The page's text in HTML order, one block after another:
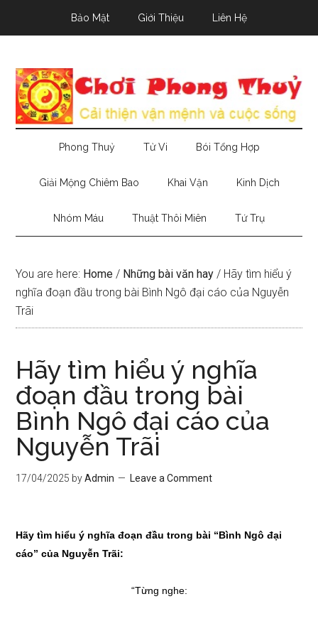
Bảo Mật Giới Thiệu Liên Hệ
Phong Thuỷ Tử Vi Bói Tổng Hợp
Giải Mộng Chiêm Bao Khai Vận Kinh Dịch
Nhóm Máu Thuật Thôi Miên Tứ Trụ
You are here: Home / Những bài văn hay / Hãy tìm hiểu ý
nghĩa đoạn đầu trong bài Bình Ngô đại cáo của Nguyễn
Trãi
Hãy tìm hiểu ý nghĩa
đoạn đầu trong bài
Bình Ngô đại cáo của
Nguyễn Trãi
17/04/2025 byAdmin Leave a Comment
Hãy tìm hiểu ý nghĩa đoạn đầu trong bài “Bình Ngô đại
cáo” của Nguyễn Trãi:
“Từng nghe: